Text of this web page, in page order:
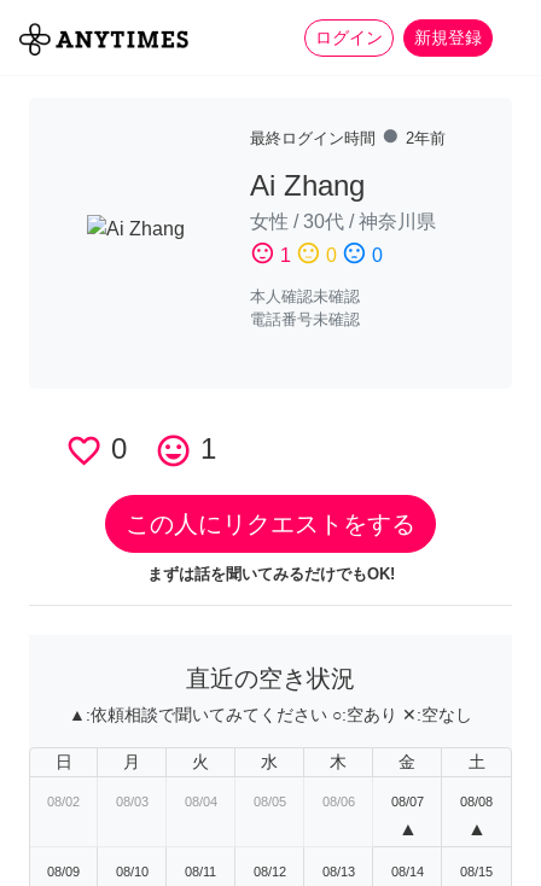
ログイン 新規登録
全て 家事 more_horiz
最終ログイン時間 fiber_manual_record 2年前
Ai Zhang
女性 /30代 /神奈川県
sentiment_satisfied 1 sentiment_neutral 0 sentiment_dissatisfied 0
本人確認未確認
電話番号未確認
favorite_border 0 tag_faces 1
この人にリクエストをする
まずは話を聞いてみるだけでもOK!
直近の空き状況
▲:依頼相談で聞いてみてください ○:空あり ✕:空なし
日 月 火 水 木 金 土
08/02 08/03 08/04 08/05 08/06 08/07
▲
08/08
▲
08/09 08/10 08/11 08/12 08/13 08/14 08/15